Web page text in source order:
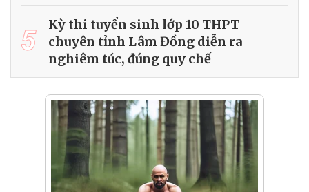
5
Kỳ thi tuyển sinh lớp 10 THPT
chuyên tỉnh Lâm Đồng diễn ra
nghiêm túc, đúng quy chế